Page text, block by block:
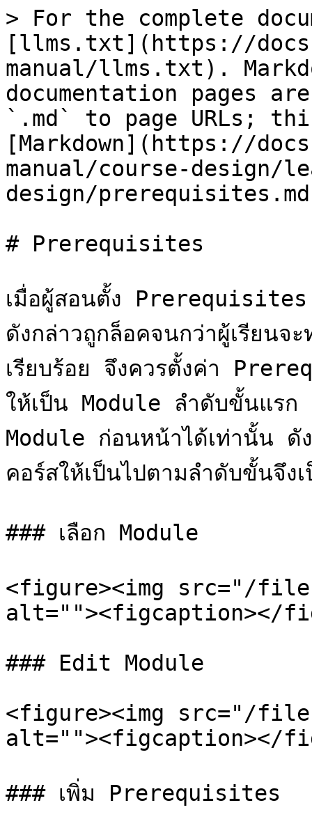
> For the complete
[llms.txt](https://
manual/llms.txt).
documentation pages
`.md` to page URLs;
[Markdown](https://
manual/course-design/
design/
# Prerequisites
เมื่อผู้สอนตั้ง
ดังกล่าวถูกล็อคจนกว่าผู้เรียนจ
เรียบร้อย จึงควรตั้งค่า
ให้เป็น Module ลำดับขั้นแรก
Module ก่อนหน้าได้เท่านั้น
คอร์สให้เป็นไปตามลำดับขั้นจึง
### เลือก Module
<figure><img src="/files/
alt=""><figcaption></
### Edit Module
<figure><img src="/files/
alt=""><figcaption></
### เพิ่ม Prerequisites